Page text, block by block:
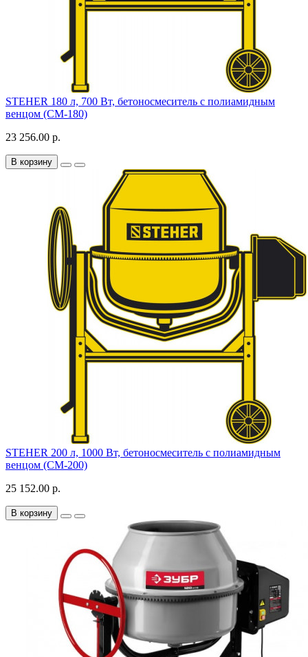
STEHER 180 л, 700 Вт, бетоносмеситель с полиамидным
венцом (CM-180)
23 256.00 р.
В корзину
STEHER 200 л, 1000 Вт, бетоносмеситель с полиамидным
венцом (CM-200)
25 152.00 р.
В корзину